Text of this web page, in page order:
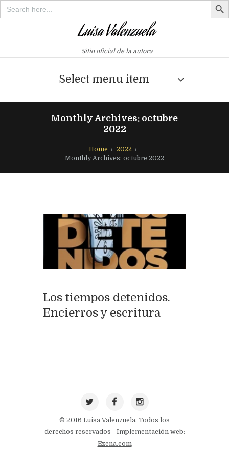
Search
for:
Sitio oficial de la autora
Select menu item
Monthly Archives: octubre
2022
Home
2022
Monthly Archives: octubre 2022
Los tiempos detenidos.
Encierros y escritura
© 2016 Luisa Valenzuela. Todos los
derechos reservados - Implementación web:
Ezena.com